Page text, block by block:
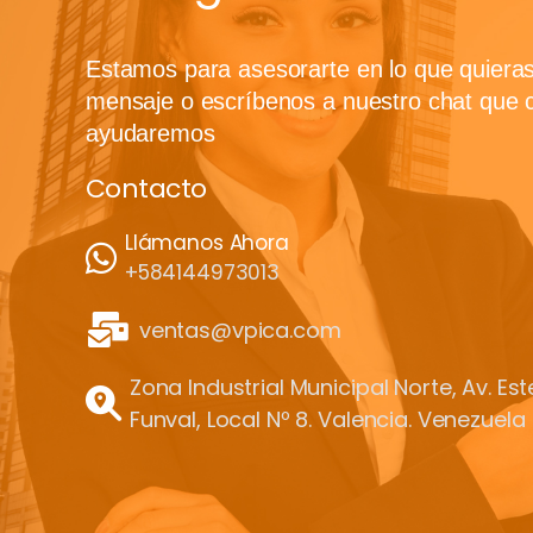
Estamos para asesorarte en lo que
mensaje o escríbenos a nuestro chat que
ayudaremos
Contacto
Llámanos Ahora
+584144973013
ventas@vpica.com
Zona Industrial Municipal Norte, Av.
Funval, Local Nº 8. Valencia. Venezuela